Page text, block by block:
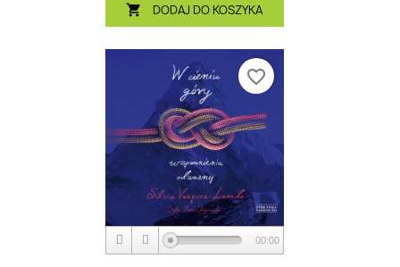
 DODAJ DO KOSZYKA
00:00
favorite_border